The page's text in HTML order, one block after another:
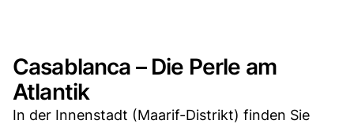
Casablanca – Die Perle am
Atlantik
In der Innenstadt (Maarif-Distrikt) finden Sie